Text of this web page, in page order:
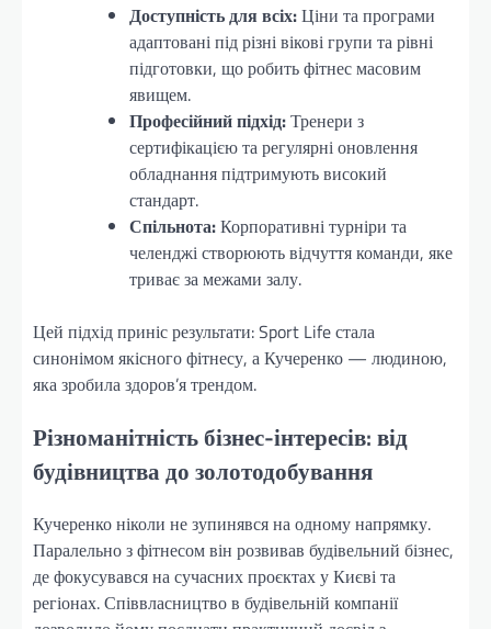
Доступність для всіх:Ціни та програми
адаптовані під різні вікові групи та рівні
підготовки, що робить фітнес масовим
явищем.
Професійний підхід:Тренери з
сертифікацією та регулярні оновлення
обладнання підтримують високий
стандарт.
Спільнота:Корпоративні турніри та
челенджі створюють відчуття команди, яке
триває за межами залу.
Цей підхід приніс результати: Sport Life стала
синонімом якісного фітнесу, а Кучеренко — людиною,
яка зробила здоров’я трендом.
Різноманітність бізнес-інтересів: від
будівництва до золотодобування
Кучеренко ніколи не зупинявся на одному напрямку.
Паралельно з фітнесом він розвивав будівельний бізнес,
де фокусувався на сучасних проєктах у Києві та
регіонах. Співвласництво в будівельній компанії